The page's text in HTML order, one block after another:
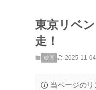
東京リベ
走！
映画 2025-11-04
当ページのリ